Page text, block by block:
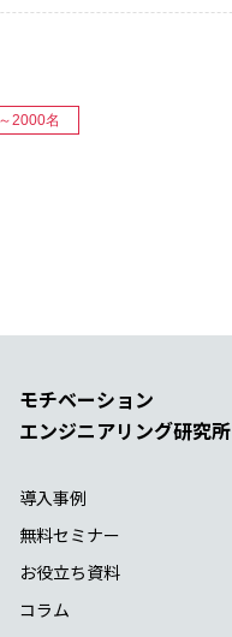
2000名
モチベーション
エンジニアリング研究所
導入事例
無料セミナー
お役立ち資料
コラム